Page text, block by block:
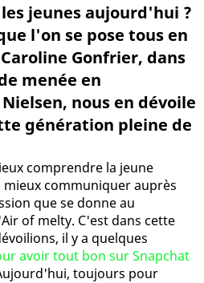
jeunes aujourd'hui ?
l'on se pose tous en
Gonfrier, dans
menée en
nous en dévoile
génération pleine de
comprendre la jeune
communiquer auprès
que se donne au
of melty. C'est dans cette
il y a quelques
avoir tout bon sur Snapchat
toujours pour